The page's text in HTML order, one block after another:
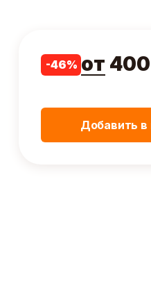
-46% от 400
Добавить в